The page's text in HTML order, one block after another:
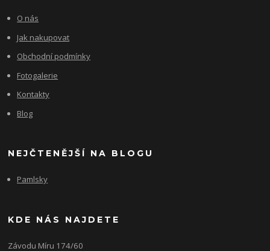
O nás
Jak nakupovat
Obchodní podmínky
Fotogalerie
Kontakty
Blog
NEJČTENĚJŠÍ NA BLOGU
Pamlsky
KDE NÁS NAJDETE
Závodu Míru 174/60